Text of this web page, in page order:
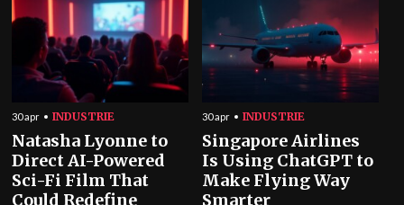
30 apr INDUSTRIE
Natasha Lyonne to
Direct AI-Powered
Sci-Fi Film That
Could Redefine
30 apr INDUSTRIE
Singapore Airlines
Is Using ChatGPT to
Make Flying Way
Smarter